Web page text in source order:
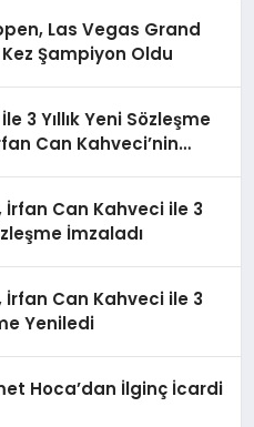
Las Vegas Grand
Kez Şampiyon Oldu
3 Yıllık Yeni Sözleşme
Can Kahveci’nin
İrfan Can Kahveci ile 3
İmzaladı
İrfan Can Kahveci ile 3
Yeniledi
Hoca’dan İlginç İcardi